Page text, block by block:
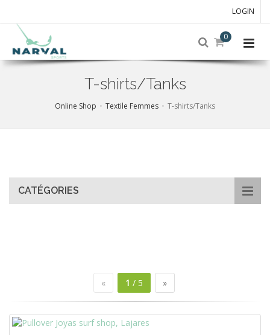
LOGIN
0
T-shirts/Tanks
Online Shop Textile Femmes T-shirts/Tanks
CATÉGORIES
« 1 / 5 »